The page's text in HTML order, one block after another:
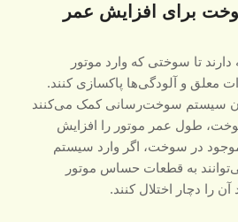
برای افزایش عمر
تا سوختی که وارد موتور
معلق و آلودگی‌ها پاکسازی کنند.
سیستم سوخت‌رسانی کمک می‌کنند
طول عمر موتور را افزایش
در سوخت، اگر وارد سیستم
به قطعات حساس موتور
را دچار اختلال کنند.